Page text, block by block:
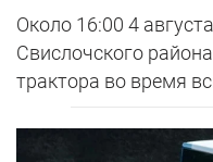
Около 16:00 4
Свислочского
трактора во время